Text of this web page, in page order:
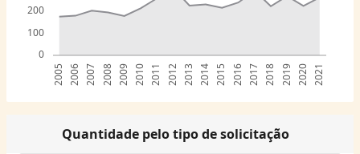
0
100
200
2005 2006 2007 2008 2009 2010 2011 2012 2013 2014 2015 2016 2017 2018 2019 2020 2021
Quantidade pelo tipo de solicitação